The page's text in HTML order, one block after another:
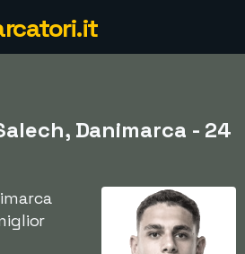
Danimarca - 24